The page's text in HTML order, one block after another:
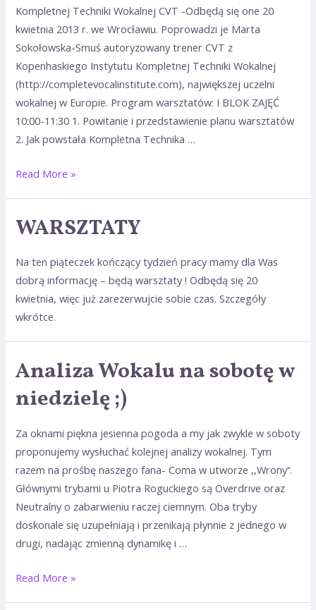
Kompletnej Techniki Wokalnej CVT -Odbędą się one 20
kwietnia 2013 r. we Wrocławiu. Poprowadzi je Marta
Sokołowska-Smuś autoryzowany trener CVT z
Kopenhaskiego Instytutu Kompletnej Techniki Wokalnej
(http://completevocalinstitute.com), największej uczelni
wokalnej w Europie. Program warsztatów: I BLOK ZAJĘĆ
10:00-11:30 1. Powitanie i przedstawienie planu warsztatów
2. Jak powstała Kompletna Technika …
kwietnia!
Read More »
WARSZTATY
Na ten piąteczek kończący tydzień pracy mamy dla Was
dobrą informację – będą warsztaty ! Odbędą się 20
kwietnia, więc już zarezerwujcie sobie czas. Szczegóły
wkrótce.
Analiza Wokalu na sobotę w
niedzielę ;)
Za oknami piękna jesienna pogoda a my jak zwykle w soboty
proponujemy wysłuchać kolejnej analizy wokalnej. Tym
razem na prośbę naszego fana- Coma w utworze ,,Wrony‘‘.
Głównymi trybami u Piotra Roguckiego są Overdrive oraz
Neutralny o zabarwieniu raczej ciemnym. Oba tryby
doskonale się uzupełniają i przenikają płynnie z jednego w
drugi, nadając zmienną dynamikę i …
Analiza
na
w
niedzielę
Read More »